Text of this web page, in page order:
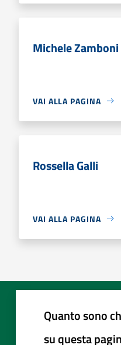
Michele Zamboni
VAI ALLA PAGINA
Rossella Galli
VAI ALLA PAGINA
Quanto sono
su questa